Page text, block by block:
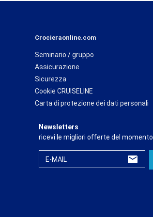
Crocieraonline.com
Seminario / gruppo
Assicurazione
Sicurezza
Cookie CRUISELINE
Carta di protezione dei dati personali
Newsletters
ricevi le migliori offerte del momento
E-MAIL